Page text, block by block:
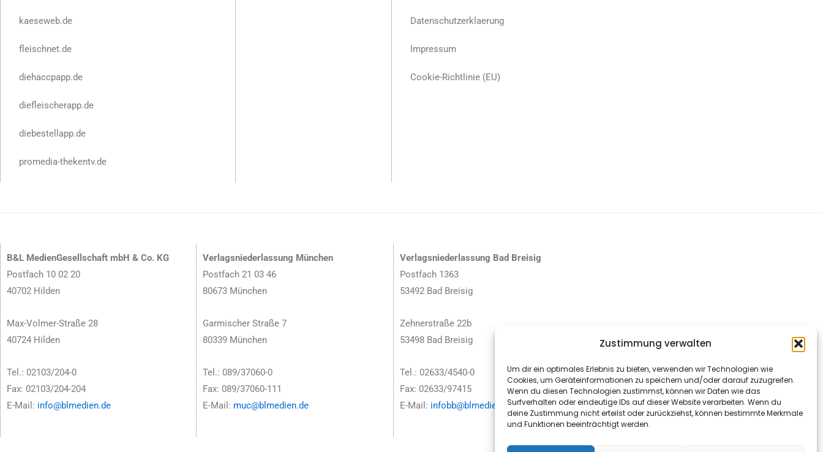
Zustimmung verwalten
Um dir ein optimales Erlebnis zu bieten, verwenden wir Technologien wie
Cookies, um Geräteinformationen zu speichern und/oder darauf zuzugreifen.
Wenn du diesen Technologien zustimmst, können wir Daten wie das
Surfverhalten oder eindeutige IDs auf dieser Website verarbeiten. Wenn du
deine Zustimmung nicht erteilst oder zurückziehst, können bestimmte Merkmale
und Funktionen beeinträchtigt werden.
kaeseweb.de
fleischnet.de
diehaccpapp.de
diefleischerapp.de
diebestellapp.de
promedia-thekentv.de
Datenschutzerklaerung
Impressum
Cookie-Richtlinie (EU)
B&L MedienGesellschaft mbH & Co. KG
Postfach 10 02 20
40702 Hilden
Max-Volmer-Straße 28
40724 Hilden
Tel.: 02103/204-0
Fax: 02103/204-204
E-Mail: info@blmedien.de
Verlagsniederlassung München
Postfach 21 03 46
80673 München
Garmischer Straße 7
80339 München
Tel.: 089/37060-0
Fax: 089/37060-111
E-Mail: muc@blmedien.de
Verlagsniederlassung Bad Breisig
Postfach 1363
53492 Bad Breisig
Zehnerstraße 22b
53498 Bad Breisig
Tel.: 02633/4540-0
Fax: 02633/97415
E-Mail: infobb@blmedien.de